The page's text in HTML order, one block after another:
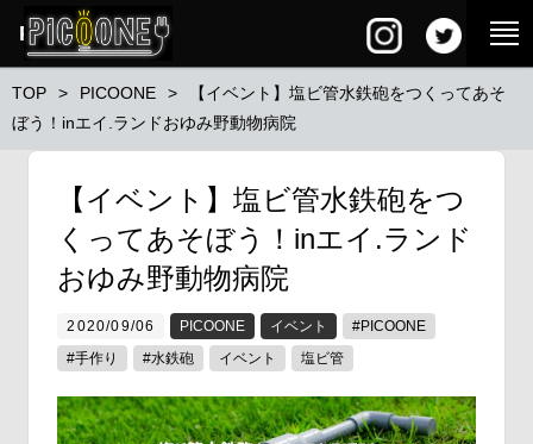
PG SQUARE
TOP PICOONE
【イベント】塩ビ管水鉄砲をつくってあそ
ぼう！inエイ.ランドおゆみ野動物病院
【イベント】塩ビ管水鉄砲をつ
くってあそぼう！inエイ.ランド
おゆみ野動物病院
2020/09/06 PICOONE イベント
#PICOONE
#手作り
#水鉄砲 イベント 塩ビ管